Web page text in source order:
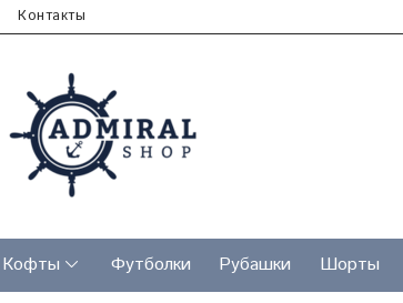
Контакты
Кофты Футболки Рубашки Шорты